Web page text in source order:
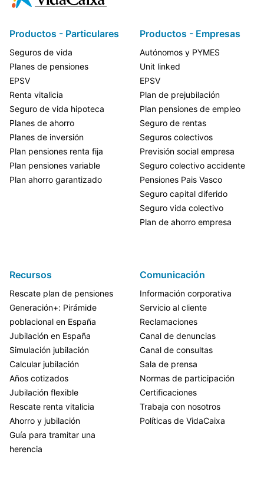
Productos - Particulares
Seguros de vida
Planes de pensiones
EPSV
Renta vitalicia
Seguro de vida hipoteca
Planes de ahorro
Planes de inversión
Plan pensiones renta fija
Plan pensiones variable
Plan ahorro garantizado
Productos - Empresas
Autónomos y PYMES
Unit linked
EPSV
Plan de prejubilación
Plan pensiones de empleo
Seguro de rentas
Seguros colectivos
Previsión social empresa
Seguro colectivo accidente
Pensiones Pais Vasco
Seguro capital diferido
Seguro vida colectivo
Plan de ahorro empresa
Recursos
Rescate plan de pensiones
Generación+: Pirámide
poblacional en España
Jubilación en España
Simulación jubilación
Calcular jubilación
Años cotizados
Jubilación flexible
Rescate renta vitalicia
Ahorro y jubilación
Guía para tramitar una
herencia
Comunicación
Información corporativa
Servicio al cliente
Reclamaciones
Canal de denuncias
Canal de consultas
Sala de prensa
Normas de participación
Certificaciones
Trabaja con nosotros
Políticas de VidaCaixa